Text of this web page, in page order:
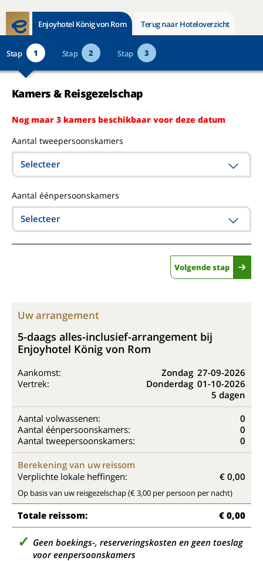
Enjoyhotel König von Rom Terug naar Hoteloverzicht
Stap 1 Stap 2 Stap 3
Kamers & Reisgezelschap
Nog maar 3 kamers beschikbaar voor deze datum
Aantal tweepersoonskamers
Selecteer
Aantal éénpersoonskamers
Selecteer
Volgende stap
Uw arrangement
5-daags alles-inclusief-arrangement bij
Enjoyhotel König von Rom
Aankomst: Zondag 27-09-2026
Vertrek:
Donderdag 01-10-2026
5 dagen
Aantal volwassenen:
0
Aantal éénpersoonskamers:
0
Aantal tweepersoonskamers:
0
Berekening van uw reissom
Verplichte lokale heffingen:
€ 0,00
Op basis van uw reisgezelschap (€ 3,00 per persoon per nacht)
Totale reissom: € 0,00
Geen boekings-, reserveringskosten en geen toeslag
voor eenpersoonskamers